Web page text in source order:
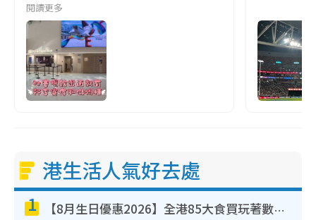
閱讀更多
港生活人氣好去處
1 【8月生日優惠2026】全港85大食買玩著數攻略 自助餐/火鍋放題同行免費＋誠品/DONKI送現金券